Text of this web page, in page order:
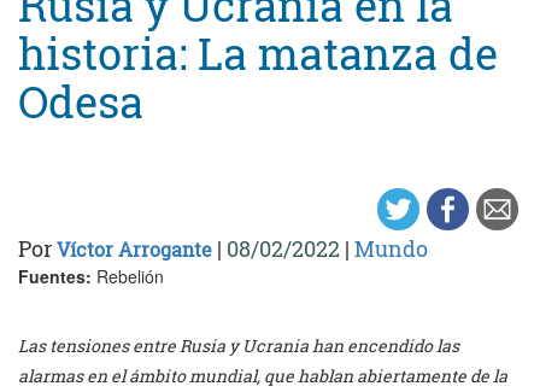
historia: La matanza de
Odesa
PorVíctor Arrogante | 08/02/2022 | Mundo
Fuentes: Rebelión
Las tensiones entre Rusia y Ucrania han encendido las
alarmas en el ámbito mundial, que hablan abiertamente de la